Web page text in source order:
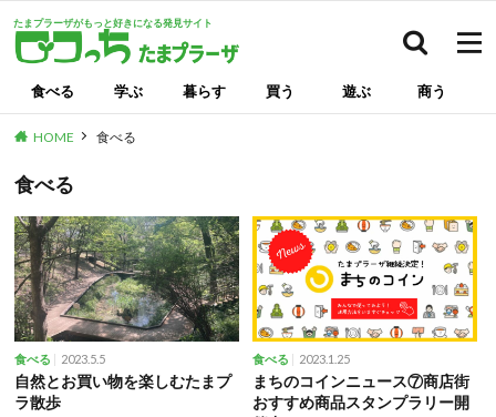
たまプラーザがもっと好きになる発見サイト
食べる 学ぶ 暮らす 買う 遊ぶ 商う
HOME 食べる
食べる
食べる 2023.5.5
自然とお買い物を楽しむたまプ
ラ散歩
食べる 2023.1.25
まちのコインニュース⑦商店街
おすすめ商品スタンプラリー開